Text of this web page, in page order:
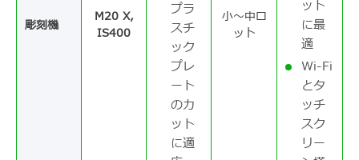
彫刻機
M20 X,
IS400
プラ
スチ
ック
プレ
ート
のカ
ット
に適
小～中ロ
ット
ット
に最
適
Wi-Fi
とタ
ッチ
スク
リー